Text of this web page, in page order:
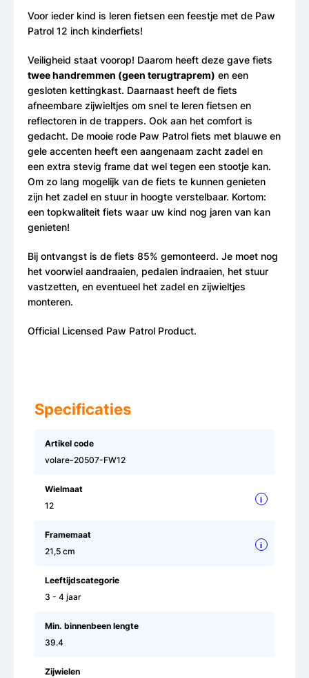
Voor ieder kind is leren fietsen een feestje met de Paw
Patrol 12 inch kinderfiets!
Veiligheid staat voorop! Daarom heeft deze gave fiets
twee handremmen (geen terugtraprem) en een
gesloten kettingkast. Daarnaast heeft de fiets
afneembare zijwieltjes om snel te leren fietsen en
reflectoren in de trappers. Ook aan het comfort is
gedacht. De mooie rode Paw Patrol fiets met blauwe en
gele accenten heeft een aangenaam zacht zadel en
een extra stevig frame dat wel tegen een stootje kan.
Om zo lang mogelijk van de fiets te kunnen genieten
zijn het zadel en stuur in hoogte verstelbaar. Kortom:
een topkwaliteit fiets waar uw kind nog jaren van kan
genieten!
Bij ontvangst is de fiets 85% gemonteerd. Je moet nog
het voorwiel aandraaien, pedalen indraaien, het stuur
vastzetten, en eventueel het zadel en zijwieltjes
monteren.
Official Licensed Paw Patrol Product.
Specificaties
Artikel code
volare-20507-FW12
Wielmaat
12
i
Framemaat
21,5 cm
i
Leeftijdscategorie
3 - 4 jaar
Min. binnenbeen lengte
39.4
Zijwielen